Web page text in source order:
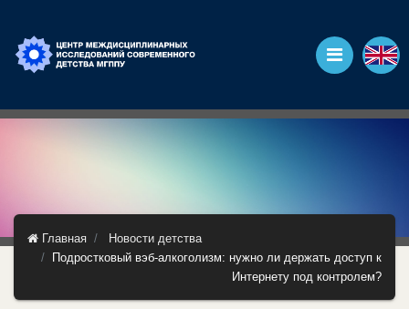
Главная
Новости детства
Подростковый вэб-алкоголизм: нужно ли держать доступ к
Интернету под контролем?